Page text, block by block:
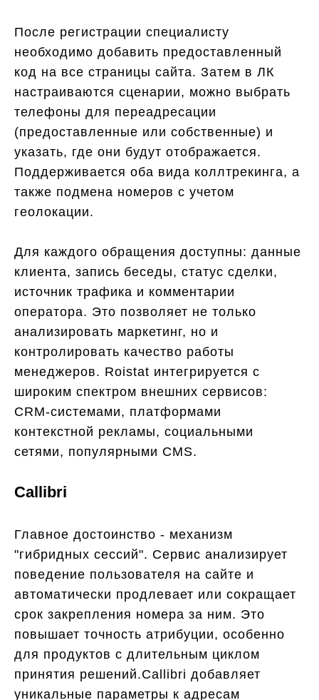
После регистрации специалисту
необходимо добавить предоставленный
код на все страницы сайта. Затем в ЛК
настраиваются сценарии, можно выбрать
телефоны для переадресации
(предоставленные или собственные) и
указать, где они будут отображается.
Поддерживается оба вида коллтрекинга, а
также подмена номеров с учетом
геолокации.
Для каждого обращения доступны: данные
клиента, запись беседы, статус сделки,
источник трафика и комментарии
оператора. Это позволяет не только
анализировать маркетинг, но и
контролировать качество работы
менеджеров. Roistat интегрируется с
широким спектром внешних сервисов:
CRM-системами, платформами
контекстной рекламы, социальными
сетями, популярными CMS.
Callibri
Главное достоинство - механизм
"гибридных сессий". Сервис анализирует
поведение пользователя на сайте и
автоматически продлевает или сокращает
срок закрепления номера за ним. Это
повышает точность атрибуции, особенно
для продуктов с длительным циклом
принятия решений.Callibri добавляет
уникальные параметры к адресам